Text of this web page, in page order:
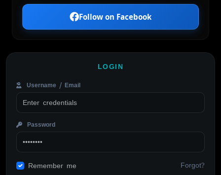
Follow on Facebook
LOGIN
Username / Email
Password
Remember me Forgot?